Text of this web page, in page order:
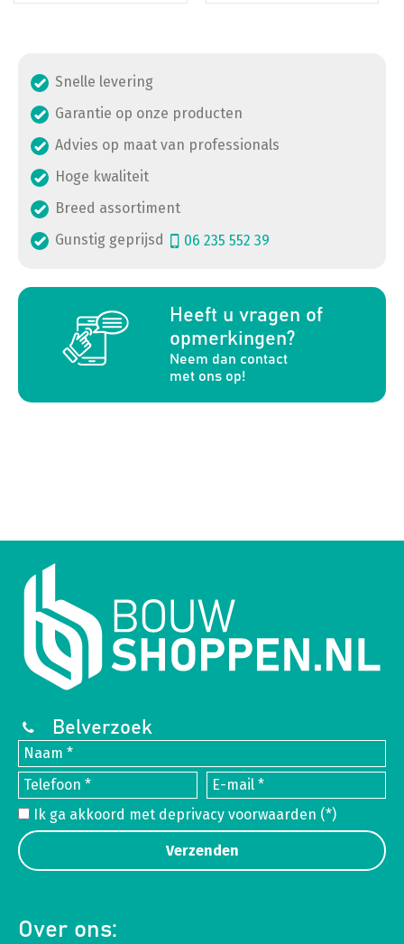
Snelle levering
Garantie op onze producten
Advies op maat van professionals
Hoge kwaliteit
Breed assortiment
Gunstig geprijsd
06 235 552 39
Heeft u vragen of
opmerkingen?
Neem dan contact
met ons op!
a
Belverzoek
Ik ga akkoord met deprivacy voorwaarden (*)
Over ons: